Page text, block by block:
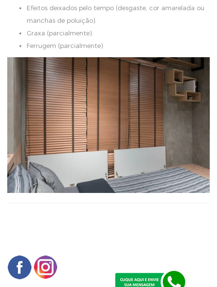
Efeitos deixados pelo tempo (desgaste, cor amarelada ou
manchas de poluição).
Graxa (parcialmente).
Ferrugem (parcialmente)